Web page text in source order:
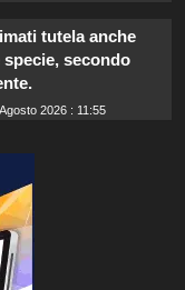
tutela anche
secondo
2026 : 11:55